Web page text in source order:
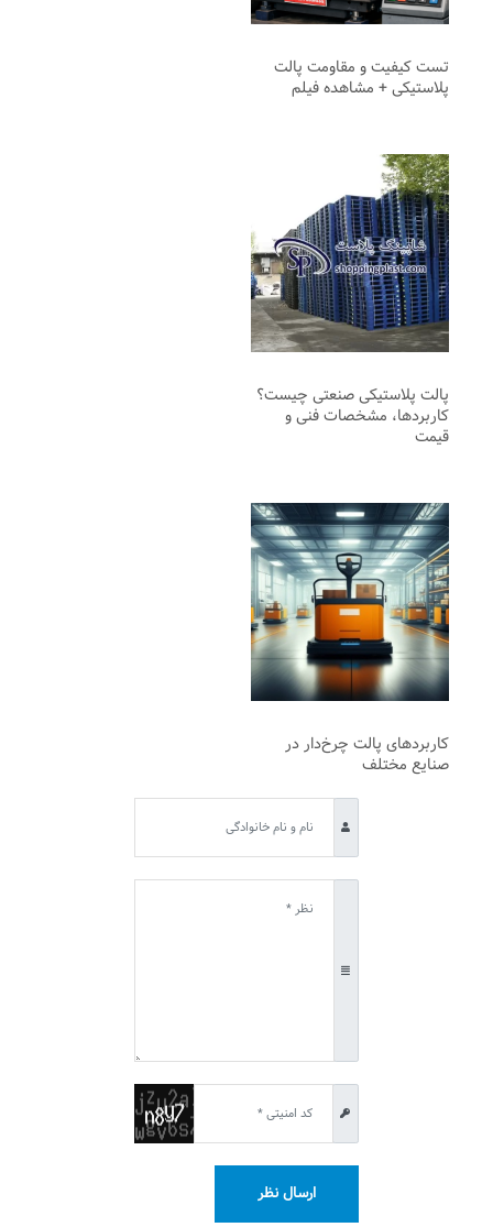
تست کیفیت و مقاومت پالت
پلاستیکی + مشاهده فیلم
پالت پلاستیکی صنعتی چیست؟
کاربردها، مشخصات فنی و
قیمت
کاربردهای پالت چرخ‌دار در
صنایع مختلف